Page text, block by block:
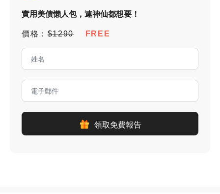
實用美債懶人包，連神仙都想要！
價格：$1290 FREE
領取免費報告